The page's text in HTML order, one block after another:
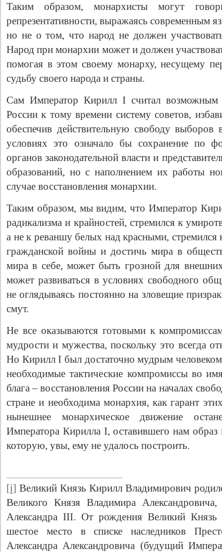
Таким образом, монархисты могут
репрезентативности, выражаясь современным
но не о том, что народ не должен
Народ при монархии может и должен
помогая в этом своему монарху, несущему
судьбу своего народа и страны.
Сам Император Кирилл I считал возможным
России к тому времени систему советов,
обеспечив действительную свободу
условиях это означало бы сохранение по
органов законодательной власти и
образований, но с наполнением их работы
случае восстановления монархии.
Таким образом, мы видим, что Император
радикализма и крайностей, стремился к
а не к реваншу белых над красными,
гражданской войны и достичь мира в
мира в себе, может быть грозной для
может развиваться в условиях свободного
не оглядываясь постоянно на зловещие
смут.
Не все оказываются готовыми к
мудрости и мужества, поскольку это всегда
Но Кирилл I был достаточно мудрым
необходимые тактические компромиссы во
блага – восстановления России на началах
стране и необходима монархия, как гарант
нынешнее монархическое движение
Императора Кирилла I, оставившего нам
которую, увы, ему не удалось построить.
[i] Великий Князь Кирилл Владимирович
Великого Князя Владимира
Александра III. От рождения Великий Князь
шестое место в списке наследников
Александра Александровича (будущий